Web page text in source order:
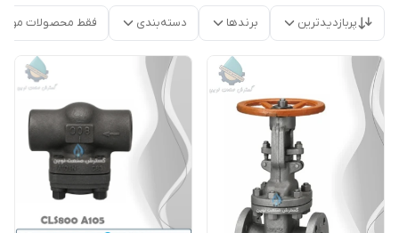
پربازدیدترین برندها دسته‌بندی فقط محصولات